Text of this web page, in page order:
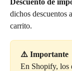
dichos descuentos
carrito.
⚠️ Importante
En Shopify, los